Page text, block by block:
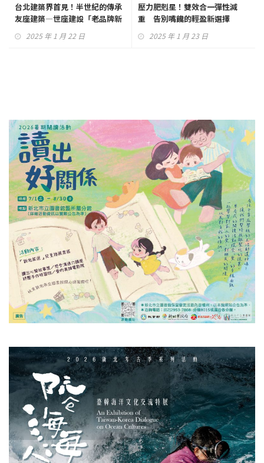
台北建築界首見！半世紀的傳承
友座建築—世座建設「老品牌新
2025 年 1 月 22 日
壓力肥剋星！雙效合一彈性減
重 告別嘴饞的輕盈新選擇
2025 年 1 月 23 日